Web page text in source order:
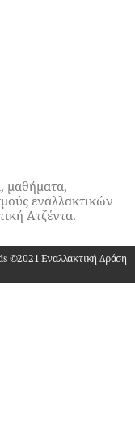
μαθήματα,
εναλλακτικών
Ατζέντα.
©2021 Εναλλακτική Δράση